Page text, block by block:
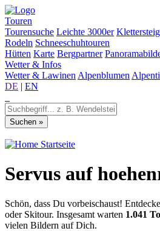
Touren
Tourensuche Leichte 3000er
Rodeln Schneeschuhtouren
Hütten Karte Bergpartner
Wetter & Infos
Wetter & Lawinen Alpenblumen
DE | EN
Startseite
Servus auf
Schön, dass Du vorbeischaust!
oder Skitour. Insgesamt warten 1.041
vielen Bildern auf Dich.